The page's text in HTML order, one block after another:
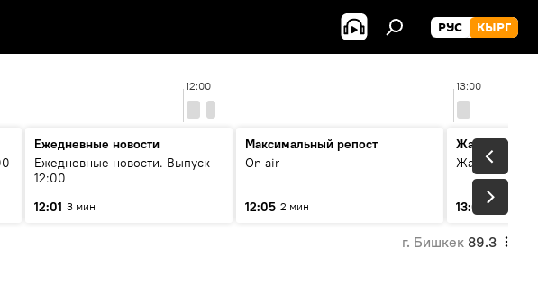
РУС КЫРГ
12:00 13:00
Ежедневные новости
Ежедневные новости. Выпуск
12:00
12:01 3 мин
Максимальный репост
On air
12:05 2 мин
Жаңылыктар
13:01 3 мин
г. Бишкек 89.3